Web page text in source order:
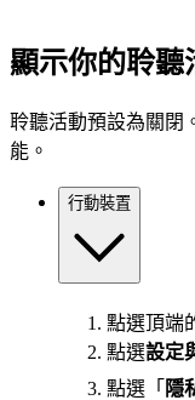
顯示你的聆聽
聆聽活動預設為關閉
能。
行動裝置
點選頂端
點選設定
點選「 隱